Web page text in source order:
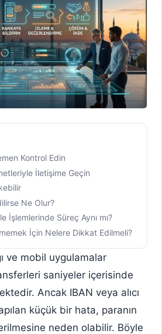
Kontrol Edin
İletişime Geçin
Ne Olur?
İşlemlerinde Süreç Aynı mı?
İçin Nelere Dikkat Edilmeli?
ve mobil uygulamalar
saniyeler içerisinde
Ancak IBAN veya alıcı
küçük bir hata, paranın
neden olabilir. Böyle